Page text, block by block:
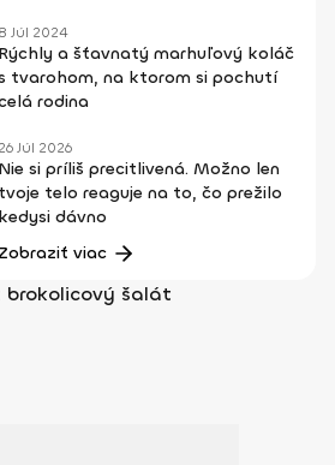
8 Júl 2024
Rýchly a šťavnatý marhuľový koláč
tvarohom, na ktorom si pochutí
rodina
26 Júl 2026
Nie si príliš precitlivená. Možno len
tvoje telo reaguje na to, čo prežilo
kedysi dávno
Zobraziť viac
brokolicový šalát